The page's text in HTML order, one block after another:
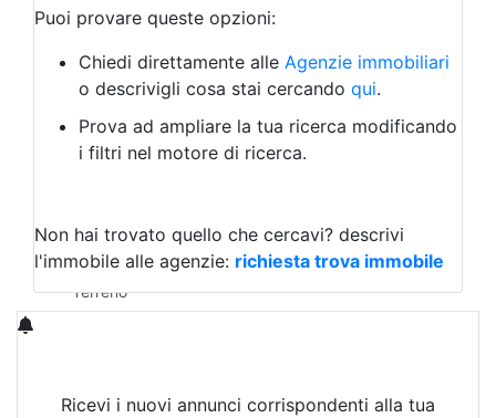
Bar/Ristorante
Albergo
Laboratorio Artigianale
Negozio/locale commerciale
Agriturismo
Magazzini
Qualsiasi
Terreno edificabile
Terreno
Puoi provare queste opzioni:
Chiedi direttamente alle Agenzie immobiliari
o descrivigli cosa stai cercando qui.
Prova ad ampliare la tua ricerca modificando
i filtri nel motore di ricerca.
Non hai trovato quello che cercavi? descrivi
l'immobile alle agenzie: richiesta trova immobile
Ricevi i nuovi annunci corrispondenti alla tua